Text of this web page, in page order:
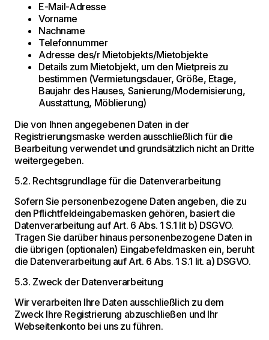
E-Mail-Adresse
Vorname
Nachname
Telefonnummer
Adresse des/r Mietobjekts/Mietobjekte
Details zum Mietobjekt, um den Mietpreis zu
bestimmen (Vermietungsdauer, Größe, Etage,
Baujahr des Hauses, Sanierung/Modernisierung,
Ausstattung, Möblierung)
Die von Ihnen angegebenen Daten in der
Registrierungsmaske werden ausschließlich für die
Bearbeitung verwendet und grundsätzlich nicht an Dritte
weitergegeben.
5.2. Rechtsgrundlage für die Datenverarbeitung
Sofern Sie personenbezogene Daten angeben, die zu
den Pflichtfeldeingabemasken gehören, basiert die
Datenverarbeitung auf Art. 6 Abs. 1 S.1 lit b) DSGVO.
Tragen Sie darüber hinaus personenbezogene Daten in
die übrigen (optionalen) Eingabefeldmasken ein, beruht
die Datenverarbeitung auf Art. 6 Abs. 1 S.1 lit. a) DSGVO.
5.3. Zweck der Datenverarbeitung
Wir verarbeiten Ihre Daten ausschließlich zu dem
Zweck Ihre Registrierung abzuschließen und Ihr
Webseitenkonto bei uns zu führen.